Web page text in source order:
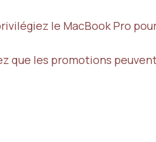
le MacBook Pro
que les promotions